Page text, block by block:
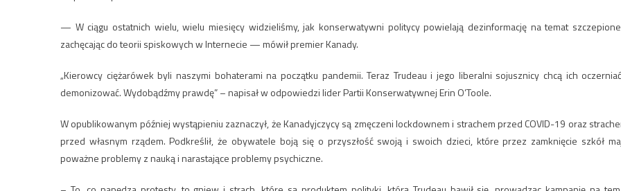
— W ciągu ostatnich wielu, wielu miesięcy widzieliśmy, jak konserwatywni politycy powielają dezinformację na temat
zachęcając do teorii spiskowych w Internecie — mówił premier Kanady.
„Kierowcy ciężarówek byli naszymi bohaterami na początku pandemii. Teraz Trudeau i jego liberalni sojusznicy chcą ich
demonizować. Wydobądźmy prawdę” – napisał w odpowiedzi lider Partii Konserwatywnej Erin O’Toole.
W opublikowanym później wystąpieniu zaznaczył, że Kanadyjczycy są zmęczeni lockdownem i strachem przed COVID-19 oraz
przed własnym rządem. Podkreślił, że obywatele boją się o przyszłość swoją i swoich dzieci, które przez zamknięcie szkół
poważne problemy z nauką i narastające problemy psychiczne.